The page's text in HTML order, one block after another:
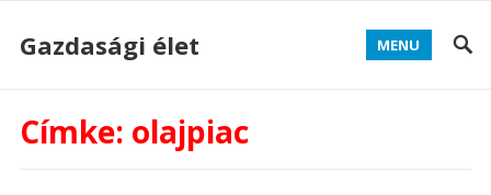
Gazdasági élet MENU
Címke: olajpiac